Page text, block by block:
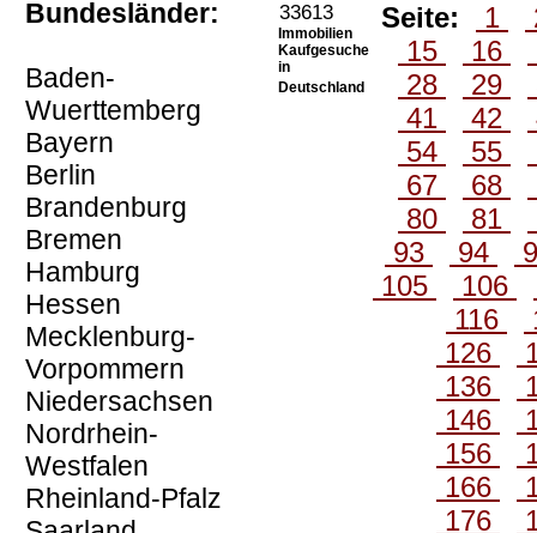
Bundesländer:
Baden-
Wuerttemberg
Bayern
Berlin
Brandenburg
Bremen
Hamburg
Hessen
Mecklenburg-
Vorpommern
Niedersachsen
Nordrhein-
Westfalen
Rheinland-Pfalz
33613
Immobilien
Kaufgesuche
in
Deutschland
Seite: 1
15
16
28
29
41
42
54
55
67
68
80
81
93
94
105
106
116
126
136
146
156
166
176